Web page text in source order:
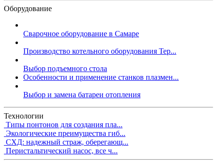
Оборудование
Сварочное оборудование в Самаре
Производство котельного оборудования Тер...
Выбор подъемного стола
Особенности и применение станков плазмен...
Выбор и замена батареи отопления
Технологии
Типы понтонов для создания пла...
Экологические преимущества гиб...
СХД: надежный страж, оберегающ...
Перистальтический насос, все ч...